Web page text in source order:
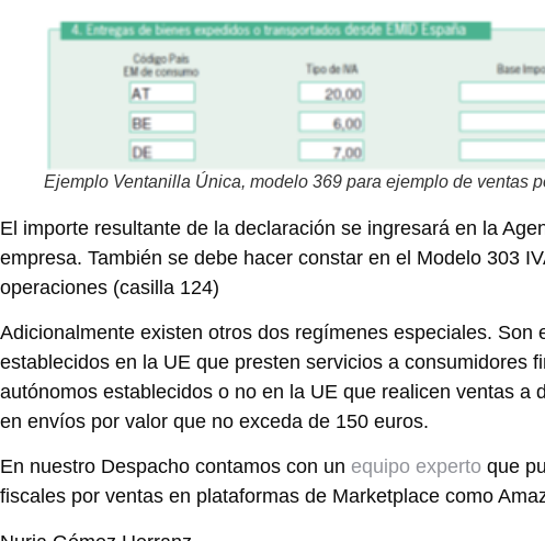
Ejemplo Ventanilla Única, modelo 369 para ejemplo de ventas
El importe resultante de la declaración se ingresará en la
empresa. También se debe hacer constar en el Modelo 303
operaciones (casilla 124)
Adicionalmente existen otros dos regímenes especiales.
establecidos en la UE que presten servicios a consumidores
autónomos establecidos o no en la UE que realicen ventas
en envíos por valor que no exceda de 150 euros.
En nuestro Despacho contamos con un equipo experto que
fiscales por ventas en plataformas de Marketplace como